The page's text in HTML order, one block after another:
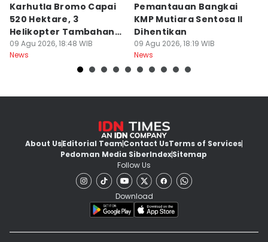
Karhutla Bromo Capai
520 Hektare, 3
Helikopter Tambahan
Diterjunkan
09 Agu 2026, 18:48 WIB
News
Pemantauan Bangkai
KMP Mutiara Sentosa II
Dihentikan
09 Agu 2026, 18:19 WIB
News
About UsEditorial TeamContact UsTerms of Services
Pedoman Media SiberIndexSitemap
Follow Us
Download